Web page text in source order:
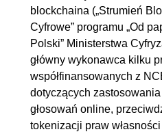
blockchaina („Strumień
Cyfrowe” programu „Od
Polski” Ministerstwa
główny wykonawca kilku
współfinansowanych z
dotyczących
głosowań online,
tokenizacji praw